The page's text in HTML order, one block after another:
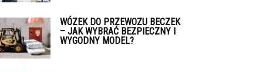
WÓZEK DO PRZEWOZU BECZEK
– JAK WYBRAĆ BEZPIECZNY I
WYGODNY MODEL?